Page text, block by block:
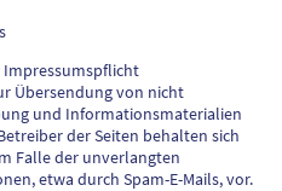
Impressumspflicht
Übersendung von nicht
und Informationsmaterialien
der Seiten behalten sich
Falle der unverlangten
etwa durch Spam-E-Mails, vor.